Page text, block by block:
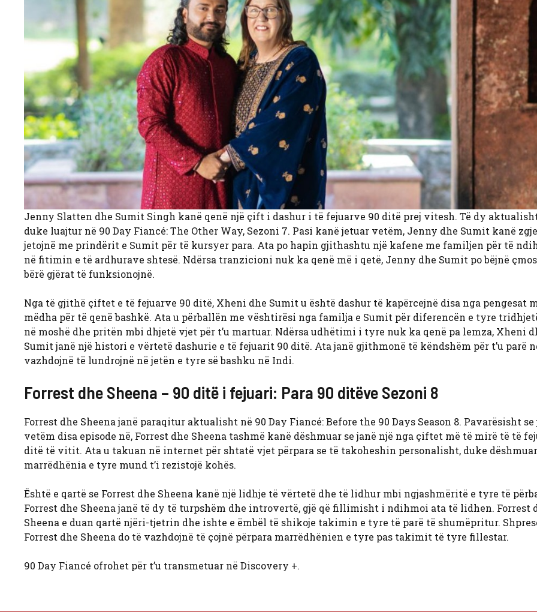
Jenny Slatten dhe Sumit Singh kanë qenë një çift i dashur i të fejuarve 90 ditë prej vitesh. Të dy
duke luajtur në 90 Day Fiancé: The Other Way, Sezoni 7. Pasi kanë jetuar vetëm, Jenny dhe Sumit kanë
jetojnë me prindërit e Sumit për të kursyer para. Ata po hapin gjithashtu një kafene me familjen për të
në fitimin e të ardhurave shtesë. Ndërsa tranzicioni nuk ka qenë më i qetë, Jenny dhe Sumit po bëjnë çmos
bërë gjërat të funksionojnë.
Nga të gjithë çiftet e të fejuarve 90 ditë, Xheni dhe Sumit u është dashur të kapërcejnë disa nga pengesat
mëdha për të qenë bashkë. Ata u përballën me vështirësi nga familja e Sumit për diferencën e tyre
në moshë dhe pritën mbi dhjetë vjet për t’u martuar. Ndërsa udhëtimi i tyre nuk ka qenë pa lemza, Xheni
Sumit janë një histori e vërtetë dashurie e të fejuarit 90 ditë. Ata janë gjithmonë të këndshëm për t’u parë
vazhdojnë të lundrojnë në jetën e tyre së bashku në Indi.
Forrest dhe Sheena – 90 ditë i fejuari: Para 90 ditëve Sezoni 8
Forrest dhe Sheena janë paraqitur aktualisht në 90 Day Fiancé: Before the 90 Days Season 8. Pavarësisht se
vetëm disa episode në, Forrest dhe Sheena tashmë kanë dëshmuar se janë një nga çiftet më të mirë të të
ditë të vitit. Ata u takuan në internet për shtatë vjet përpara se të takoheshin personalisht, duke
marrëdhënia e tyre mund t’i rezistojë kohës.
Është e qartë se Forrest dhe Sheena kanë një lidhje të vërtetë dhe të lidhur mbi ngjashmëritë e tyre të
Forrest dhe Sheena janë të dy të turpshëm dhe introvertë, gjë që fillimisht i ndihmoi ata të lidhen. Forrest
Sheena e duan qartë njëri-tjetrin dhe ishte e ëmbël të shikoje takimin e tyre të parë të shumëpritur.
Forrest dhe Sheena do të vazhdojnë të çojnë përpara marrëdhënien e tyre pas takimit të tyre fillestar.
90 Day Fiancé ofrohet për t’u transmetuar në Discovery +.